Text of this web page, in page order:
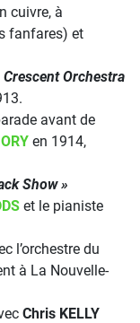
cuivre, à
fanfares) et
Crescent Orchestra
avant de
en 1914,
Show »
et le pianiste
l’orchestre du
à La Nouvelle-
Chris KELLY